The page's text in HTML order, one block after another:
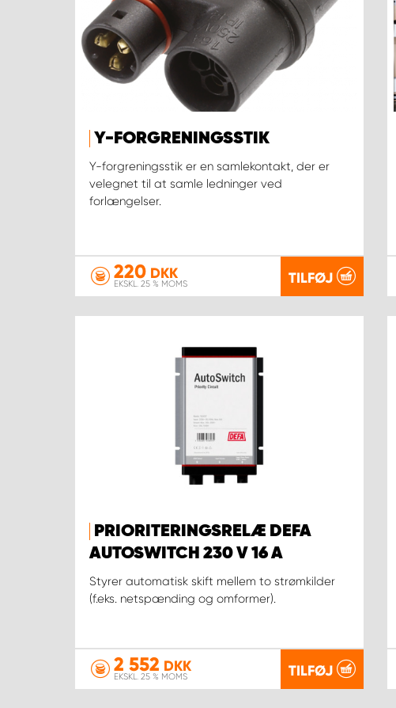
Y-FORGRENINGSSTIK
Y-forgreningsstik er en samlekontakt, der er
velegnet til at samle ledninger ved
forlængelser.
220 DKK
EKSKL. 25 % MOMS TILFØJ
PRIORITERINGSRELÆ DEFA
AUTOSWITCH 230 V 16 A
Styrer automatisk skift mellem to strømkilder
(f.eks. netspænding og omformer).
2 552 DKK
EKSKL. 25 % MOMS TILFØJ